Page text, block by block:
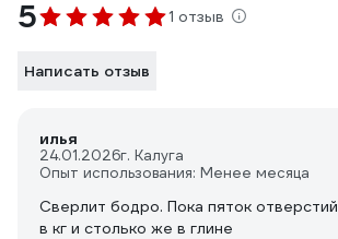
5 1 отзыв
Написать отзыв
илья
24.01.2026г. Калуга
Опыт использования: Менее месяца
Сверлит бодро. Пока пяток отверстий
в кг и столько же в глине